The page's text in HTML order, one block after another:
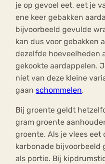
je op gevoel eet, eet je
ene keer gebakken
bijvoorbeeld gevulde
kan dus voor gebakken
dezelfde hoeveelheden
gekookte aardappelen.
niet van deze kleine
gaan schommelen.
Bij groente geldt
gram groente
groente. Als je vlees eet
karbonade bijvoorbeeld
als portie. Bij